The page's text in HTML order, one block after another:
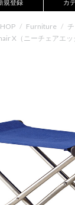
規登録 カ
/ Furniture /
X（ニーチェアエ